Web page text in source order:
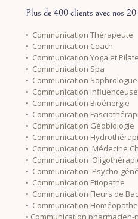
Plus de 400 clients avec nos 20
• Communication Thérapeute
• Communication Coach
• Communication Yoga et
• Communication Spa
• Communication Sophrologue
• Communication
• Communication Bioénergie
• Communication
• Communication Géobiologie
• Communication
• Communication Médecine
• Communication
• Communication Psycho-
• Communication Etiopathe
• Communication Fleurs de
• Communication Homéopathe